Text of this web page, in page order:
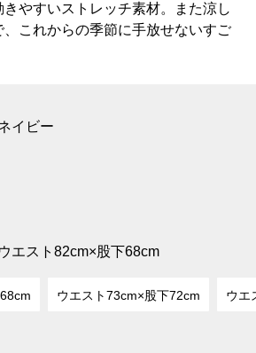
やすいストレッチ素材。また涼し
、これからの季節に手放せないすご
イビー
ウエスト82cm×股下68cm
ウエスト73cm×股下72cm ウエ